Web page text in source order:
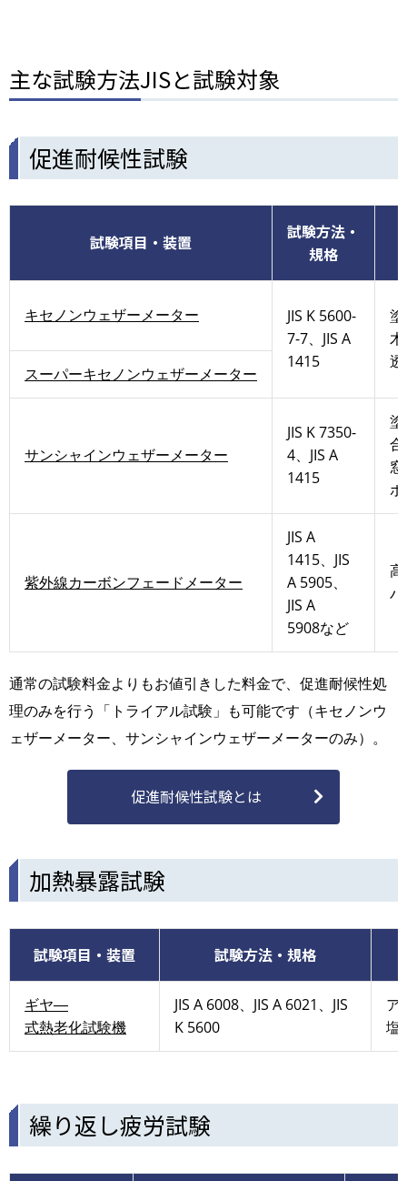
主な試験方法JISと試験対象
促進耐候性試験
試験項目・装置
試験方法・
規格
キセノンウェザーメーター
JIS K 5600-
7-7、JIS A
1415
スーパーキセノンウェザーメーター
サンシャインウェザーメーター
JIS K 7350-
4、JIS A
1415
紫外線カーボンフェードメーター
JIS A
1415、JIS
A 5905、
JIS A
5908など
通常の試験料金よりもお値引きした料金で、促進耐候性処
理のみを行う「トライアル試験」も可能です（キセノンウ
ェザーメーター、サンシャインウェザーメーターのみ）。
促進耐候性試験とは
加熱暴露試験
試験項目・装置 試験方法・規格
ギヤ―
式熱老化試験機
JIS A 6008、JIS A 6021、JIS
K 5600
ア
塩
繰り返し疲労試験